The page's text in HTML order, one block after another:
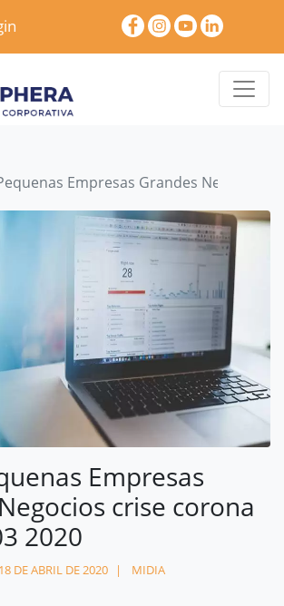
Empresas Grandes Negocios
Empresas
crise corona
2020
18 DE ABRIL DE 2020 MIDIA